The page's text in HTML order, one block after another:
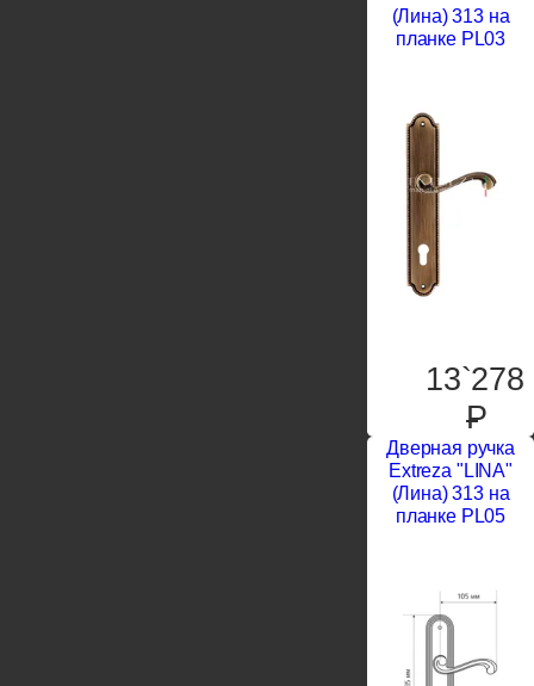
(Лина) 313 на
планке PL03
13`278
P
Дверная ручка
Extreza "LINA"
(Лина) 313 на
планке PL05